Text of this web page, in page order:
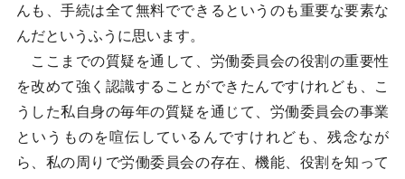
んも、手続は全て無料でできるというのも重要な要素な
んだというふうに思います。
ここまでの質疑を通して、労働委員会の役割の重要性
を改めて強く認識することができたんですけれども、こ
うした私自身の毎年の質疑を通じて、労働委員会の事業
というものを喧伝しているんですけれども、残念なが
ら、私の周りで労働委員会の存在、機能、役割を知って